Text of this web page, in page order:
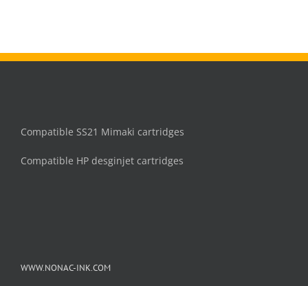
Compatible SS21 Mimaki cartridges
Compatible HP desginjet cartridges
WWW.NONAC-INK.COM